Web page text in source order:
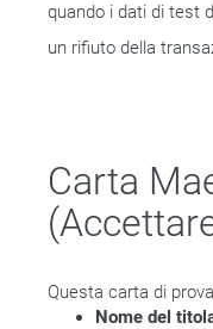
quando i dati di test
un rifiuto della
Carta
Questa carta di
Nome del